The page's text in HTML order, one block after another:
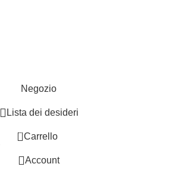
Negozio
Lista dei desideri
0 Carrello
Account